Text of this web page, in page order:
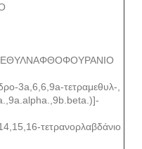
3a,6,6,9a-τετραμεθυλ-,
τετρανορλαβδάνιο